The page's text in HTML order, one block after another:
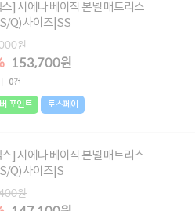
] 시에나 베이직 본넬 매트리스
Q) 사이즈|SS
원
153,700원
0건
포인트 토스페이
] 시에나 베이직 본넬 매트리스
Q) 사이즈|S
원